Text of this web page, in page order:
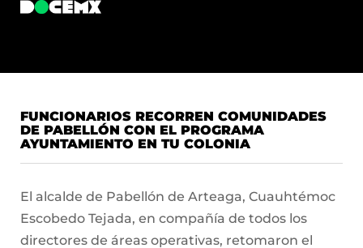
FUNCIONARIOS RECORREN COMUNIDADES
DE PABELLÓN CON EL PROGRAMA
AYUNTAMIENTO EN TU COLONIA
El alcalde de Pabellón de Arteaga, Cuauhtémoc
Escobedo Tejada, en compañía de todos los
directores de áreas operativas, retomaron el